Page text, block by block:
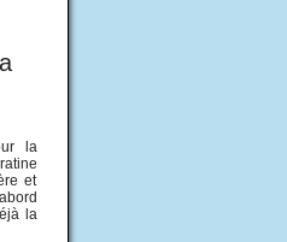
la
et
la